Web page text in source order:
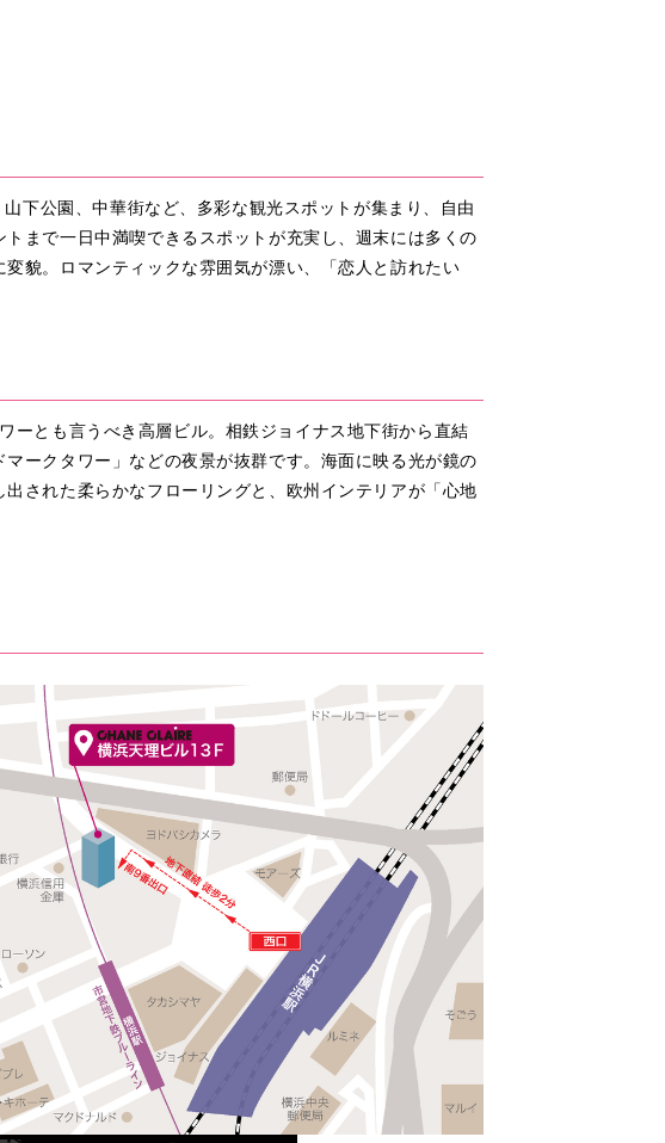
下公園、中華街など、多彩な観光スポットが集まり、自由
まで一日中満喫できるスポットが充実し、週末には多くの
貌。ロマンティックな雰囲気が漂い、「恋人と訪れたい
ーとも言うべき高層ビル。相鉄ジョイナス地下街から直結
ークタワー」などの夜景が抜群です。海面に映る光が鏡の
された柔らかなフローリングと、欧州インテリアが「心地